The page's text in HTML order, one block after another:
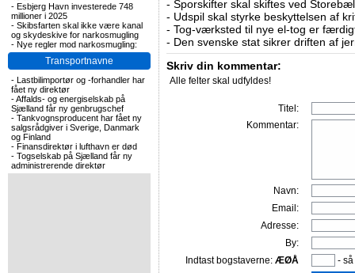
- Esbjerg Havn investerede 748
millioner i 2025
- Skibsfarten skal ikke være kanal
og skydeskive for narkosmugling
- Nye regler mod narkosmugling:
Transportnavne
- Lastbilimportør og -forhandler har
fået ny direktør
-Affalds- og energiselskab på
Sjælland får ny genbrugschef
- Tankvognsproducent har fået ny
salgsrådgiver i Sverige, Danmark
og Finland
- Finansdirektør i lufthavn er død
- Togselskab på Sjælland får ny
administrerende direktør
- Sporskifter skal skiftes ved
- Udspil skal styrke beskyttelsen af
- Tog-værksted til nye el-tog er
- Den svenske stat sikrer driften af
Skriv din kommentar:
Alle felter skal udfyldes!
Titel:
Kommentar:
Navn:
Email:
Adresse:
By:
Indtast bogstaverne: ÆØÅ -